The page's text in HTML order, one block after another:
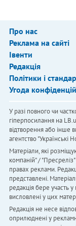
Про нас
Реклама на сайті
Івенти
Редакція
Політики і
Угода
У разі повного чи
гіперпосилання на
відтворення або інше
агентство "Українськi
Матеріали, які
компаній" /
правах реклами.
представлені.
редакція бере участь у
висловлені у цих
Редакція не несе
оприлюднені у